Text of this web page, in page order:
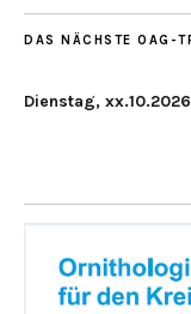
DAS NÄCHSTE OAG-
Dienstag,